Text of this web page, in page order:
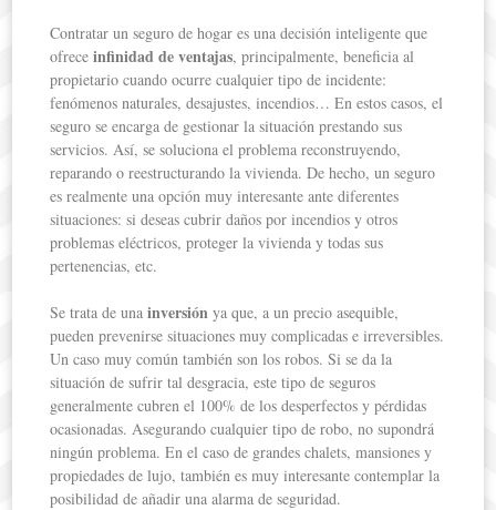
Contratar un seguro de hogar es una decisión inteligente que
ofrece infinidad de ventajas, principalmente, beneficia al
propietario cuando ocurre cualquier tipo de incidente:
fenómenos naturales, desajustes, incendios… En estos casos, el
seguro se encarga de gestionar la situación prestando sus
servicios. Así, se soluciona el problema reconstruyendo,
reparando o reestructurando la vivienda. De hecho, un seguro
es realmente una opción muy interesante ante diferentes
situaciones: si deseas cubrir daños por incendios y otros
problemas eléctricos, proteger la vivienda y todas sus
pertenencias, etc.
Se trata de unainversión ya que, a un precio asequible,
pueden prevenirse situaciones muy complicadas e irreversibles.
Un caso muy común también son los robos. Si se da la
situación de sufrir tal desgracia, este tipo de seguros
generalmente cubren el 100% de los desperfectos y pérdidas
ocasionadas. Asegurando cualquier tipo de robo, no supondrá
ningún problema. En el caso de grandes chalets, mansiones y
propiedades de lujo, también es muy interesante contemplar la
posibilidad de añadir una alarma de seguridad.